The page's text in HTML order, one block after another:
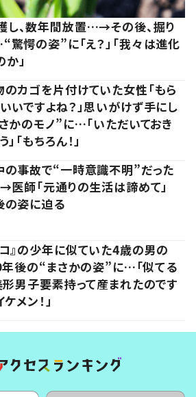
し、数年間放置…→その後、掘り
愕の姿”に「え？」「我々は進化
」
カゴを片付けていた女性「もら
いですよね？」思いがけず手にし
かのモノ”に…「いただいておき
」「もちろん！」
の事故で“一時意識不明”だった
医師「元通りの生活は諦めて」
の姿に迫る
』の少年に似ていた4歳の男の
年後の“まさかの姿”に…「似てる
形男子要素持って産まれたのです
ケメン！」